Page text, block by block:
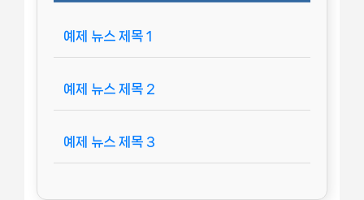
예제 뉴스 제목 1
예제 뉴스 제목 2
예제 뉴스 제목 3